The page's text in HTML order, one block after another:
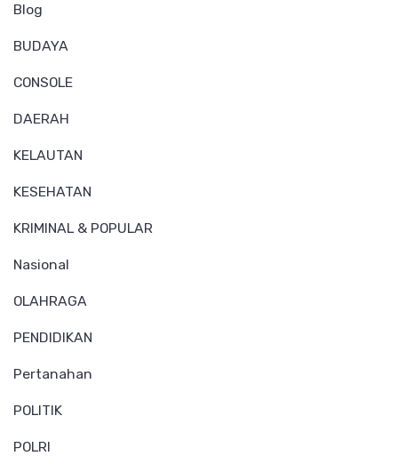
Blog
BUDAYA
CONSOLE
DAERAH
KELAUTAN
KESEHATAN
KRIMINAL & POPULAR
Nasional
OLAHRAGA
PENDIDIKAN
Pertanahan
POLITIK
POLRI